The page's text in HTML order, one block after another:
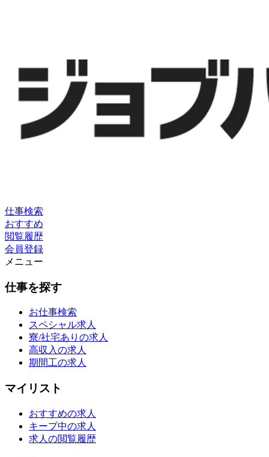
仕事検索
おすすめ
閲覧履歴
会員登録
メニュー
仕事を探す
お仕事検索
スペシャル求人
寮/社宅ありの求人
高収入の求人
期間工の求人
マイリスト
おすすめの求人
キープ中の求人
求人の閲覧履歴